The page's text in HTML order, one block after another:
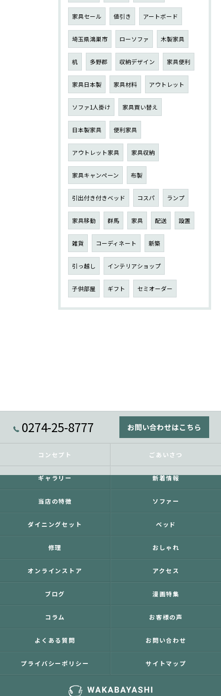
家具セール 値引き アートボード
埼玉県鴻巣市 ローソファ 木製家具
机 多野郡 収納デザイン 家具便利
家具日本製 家具材料 アウトレット
ソファ1人掛け 家具買い替え
日本製家具 便利家具
アウトレット家具 家具収納
家具キャンペーン 布製
引出付き付きベッド コスパ ランプ
家具移動 群馬 家具 配送 設置
雑貨 コーディネート 新築
引っ越し インテリアショップ
子供部屋 ギフト セミオーダー
0274-25-8777 お問い合わせはこちら
コンセプト ごあいさつ
ギャラリー 新着情報
当店の特徴 ソファー
ダイニングセット ベッド
修理 おしゃれ
オンラインストア アクセス
ブログ 漫画特集
コラム お客様の声
よくある質問 お問い合わせ
プライバシーポリシー サイトマップ